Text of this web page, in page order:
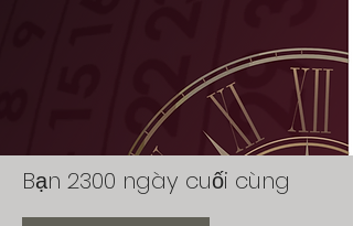
Bạn 2300 ngày cuối cùng